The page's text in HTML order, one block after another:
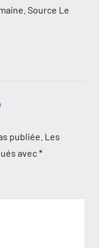
Source Le
publiée. Les
avec*